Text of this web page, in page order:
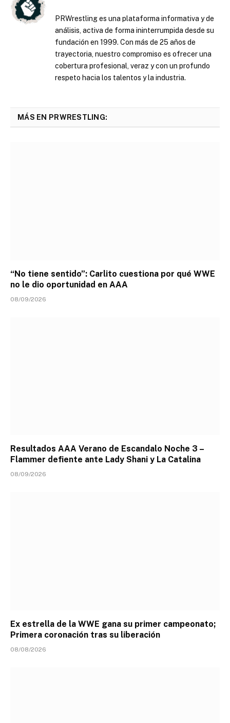
PRWrestling es una plataforma informativa y de
análisis, activa de forma ininterrumpida desde su
fundación en 1999. Con más de 25 años de
trayectoria, nuestro compromiso es ofrecer una
cobertura profesional, veraz y con un profundo
respeto hacia los talentos y la industria.
MÁS EN PRWRESTLING:
“No tiene sentido”: Carlito cuestiona por qué WWE
no le dio oportunidad en AAA
08/09/2026
Resultados AAA Verano de Escandalo Noche 3 –
Flammer defiente ante Lady Shani y La Catalina
08/09/2026
Ex estrella de la WWE gana su primer campeonato;
Primera coronación tras su liberación
08/08/2026